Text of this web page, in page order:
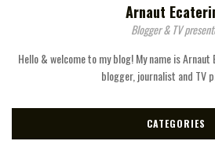
Arnaut
Blogger & TV
Hello & welcome to my blog! My name is Arnaut
blogger, journalist and TV
CATEGORIES